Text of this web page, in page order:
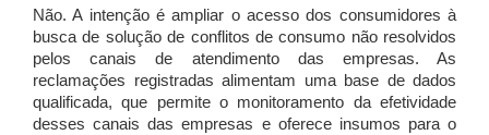
Não. A intenção é ampliar o acesso dos consumidores à
busca de solução de conflitos de consumo não resolvidos
pelos canais de atendimento das empresas. As
reclamações registradas alimentam uma base de dados
qualificada, que permite o monitoramento da efetividade
desses canais das empresas e oferece insumos para o